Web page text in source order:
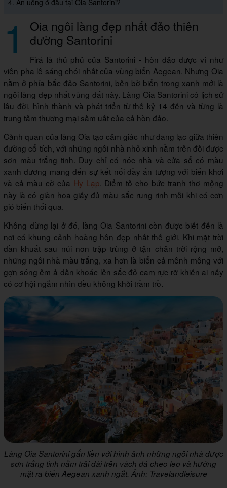
4. Ăn uống ở đâu tại Oia Santorini?
1 Oia ngôi làng đẹp nhất đảo thiên
đường Santorini
Firá là thủ phủ của Santorini - hòn đảo được ví như
viên pha lê sáng chói nhất của vùng biển Aegean. Nhưng Oia
nằm ở phía bắc đảo Santorini, bên bờ biển trong xanh mới là
ngôi làng đẹp nhất vùng đất này. Làng Oia Santorini có lịch sử
lâu đời, hình thành và phát triển từ thế kỷ 14 đến và từng là
trung tâm thương mại sầm uất của cả hòn đảo.
Cảnh quan của làng Oia tạo cảm giác như đang lạc giữa thiên
đường cổ tích, với những ngôi nhà nhỏ xinh nằm trên đồi được
sơn màu trắng tinh. Duy chỉ có nóc nhà và cửa sổ có màu
xanh dương mang đến sự kết nối đầy ấn tượng với biển khơi
và cả màu cờ của Hy Lạp. Điểm tô cho bức tranh thơ mộng
này là có giàn hoa giấy đủ màu sắc rung rinh mỗi khi có cơn
gió biển thổi qua.
Không dừng lại ở đó, làng Oia Santorini còn được biết đến là
nơi có khung cảnh hoàng hôn đẹp nhất thế giới. Khi mặt trời
dần khuất sau núi non trập trùng ở tận chân trời rộng mở,
những ngôi nhà màu trắng, xa hơn là biển cả mênh mông với
gợn sóng êm ả dần khoác lên sắc đỏ cam rực rỡ khiến ai nấy
có cơ hội ngắm nhìn đều không khỏi trầm trồ.
Làng Oia Santorini gắn liền với hình ảnh những ngôi nhà được
sơn trắng tinh nằm trải dài trên vách đá cheo leo và hướng
mặt ra biển Aegean xanh ngắt. Ảnh: Travelandleisure